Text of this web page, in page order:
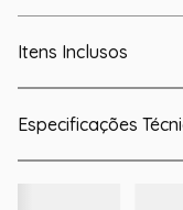
Itens Inclusos
Especificações